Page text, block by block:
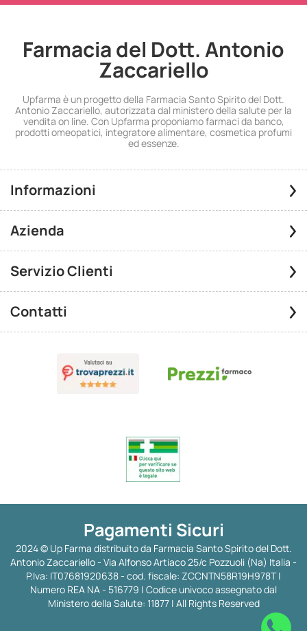
Farmacia del Dott. Antonio
Zaccariello
Upfarma è un progetto della Farmacia Santo Spirito del Dott.
Antonio Zaccariello, autorizzata dal ministero della salute per la
vendita on line. Con Upfarma proponiamo farmaci da banco,
prodotti omeopatici, integratore alimentare, cosmetica profumi
ed essenze.
Informazioni
Azienda
Servizio Clienti
Contatti
Pagamenti Sicuri
2024 © Up Farma distribuito da Farmacia Santo Spirito del Dott.
Antonio Zaccariello - Via Alfonso Artiaco 25/c Pozzuoli (Na) Italia -
P.Iva: IT07681920638 - cod. fiscale: ZCCNTN58R19H978T |
Numero REA NA - 516779 | Codice univoco assegnato dal
Ministero della Salute: 11877 | All Rights Reserved